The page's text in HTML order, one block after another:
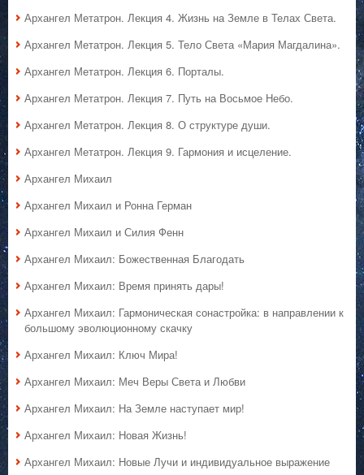
Архангел Метатрон. Лекция 4. Жизнь на Земле в Телах Света.
Архангел Метатрон. Лекция 5. Тело Света «Мария Магдалина».
Архангел Метатрон. Лекция 6. Порталы.
Архангел Метатрон. Лекция 7. Путь на Восьмое Небо.
Архангел Метатрон. Лекция 8. О структуре души.
Архангел Метатрон. Лекция 9. Гармония и исцеление.
Архангел Михаил
Архангел Михаил и Ронна Герман
Архангел Михаил и Силия Фенн
Архангел Михаил: Божественная Благодать
Архангел Михаил: Время принять дары!
Архангел Михаил: Гармоническая сонастройка: в направлении к
большому эволюционному скачку
Архангел Михаил: Ключ Мира!
Архангел Михаил: Меч Веры Света и Любви
Архангел Михаил: На Земле наступает мир!
Архангел Михаил: Новая Жизнь!
Архангел Михаил: Новые Лучи и индивидуальное выражение